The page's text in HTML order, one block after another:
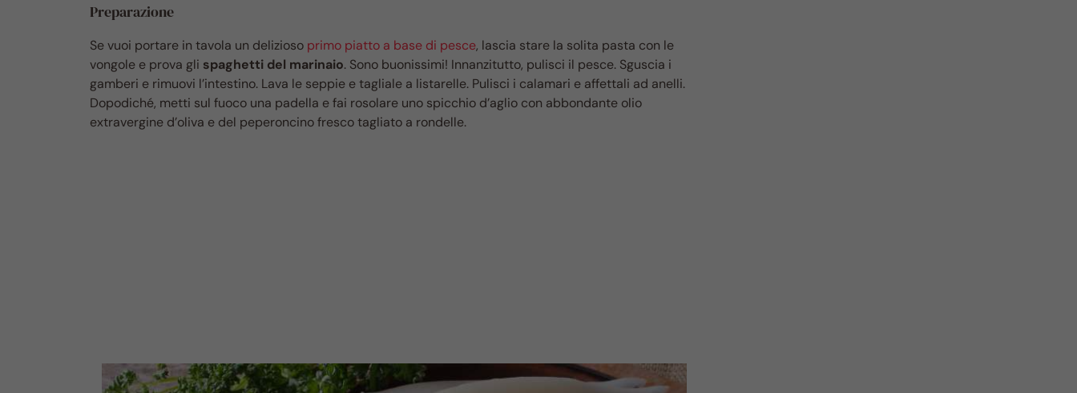
Preparazione
Se vuoi portare in tavola un delizioso primo piatto a base di pesce, lascia stare la solita pasta con le
vongole e prova gli spaghetti del marinaio. Sono buonissimi! Innanzitutto, pulisci il pesce. Sguscia i
gamberi e rimuovi l’intestino. Lava le seppie e tagliale a listarelle. Pulisci i calamari e affettali ad anelli.
Dopodiché, metti sul fuoco una padella e fai rosolare uno spicchio d’aglio con abbondante olio
extravergine d’oliva e del peperoncino fresco tagliato a rondelle.